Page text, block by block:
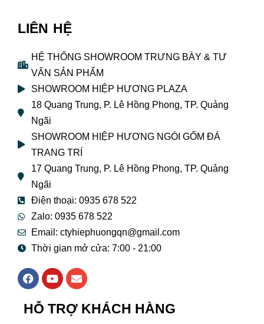
LIÊN HỆ
HỆ THỐNG SHOWROOM TRƯNG BÀY & TƯ
VẤN SẢN PHẨM
SHOWROOM HIỆP HƯƠNG PLAZA
18 Quang Trung, P. Lê Hồng Phong, TP. Quảng
Ngãi
SHOWROOM HIỆP HƯƠNG NGÓI GỐM ĐÁ
TRANG TRÍ
17 Quang Trung, P. Lê Hồng Phong, TP. Quảng
Ngãi
Điện thoại: 0935 678 522
Zalo: 0935 678 522
Email: ctyhiephuongqn@gmail.com
Thời gian mở cửa: 7:00 - 21:00
F
a
e
b
Y
o
t
u
E
n
e
HỖ TRỢ KHÁCH HÀNG